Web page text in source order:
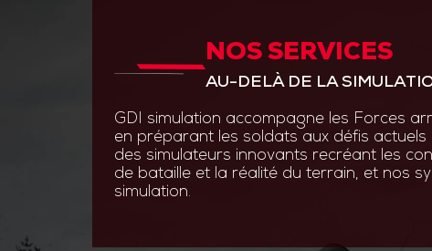
NOS SERVICES
AU-DELÀ DE LA
GDI simulation accompagne les Forces
en préparant les soldats aux défis
des simulateurs innovants recréant les
de bataille et la réalité du terrain, et nos
simulation.
ANTICIPER PAR L’INNOVATION
GDI Simulation place
ingénierie système,
logiciels.
Grâce à des technologies de